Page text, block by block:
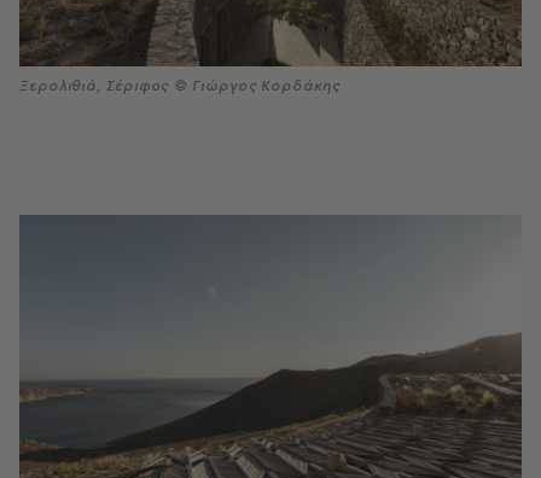
Ξερολιθιά, Σέριφος © Γιώργος Κορδάκης